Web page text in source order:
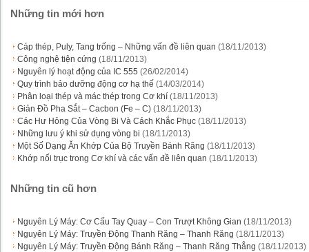
Những tin mới hơn
Cáp thép, Puly, Tang trống – Những vấn đề liên quan (18/11/2013)
Công nghệ tiện cứng (18/11/2013)
Nguyên lý hoạt động của IC 555 (26/02/2014)
Quy trình bảo dưỡng động cơ hạ thế (14/03/2014)
Phân loại thép và mác thép trong Cơ khí (18/11/2013)
Giản Đồ Pha Sắt – Cacbon (Fe – C) (18/11/2013)
Các Hư Hỏng Của Vòng Bi Và Cách Khắc Phục (18/11/2013)
Những lưu ý khi sử dụng vòng bi (18/11/2013)
Một Số Dạng Ăn Khớp Của Bộ Truyền Bánh Răng (18/11/2013)
Khớp nối trục trong Cơ khí và các vấn đề liên quan (18/11/2013)
Những tin cũ hơn
Nguyên Lý Máy: Cơ Cấu Tay Quay – Con Trượt Không Gian (18/11/2013)
Nguyên Lý Máy: Truyền Động Thanh Răng – Thanh Răng (18/11/2013)
Nguyên Lý Máy: Truyền Động Bánh Răng – Thanh Răng Thẳng (18/11/2013)